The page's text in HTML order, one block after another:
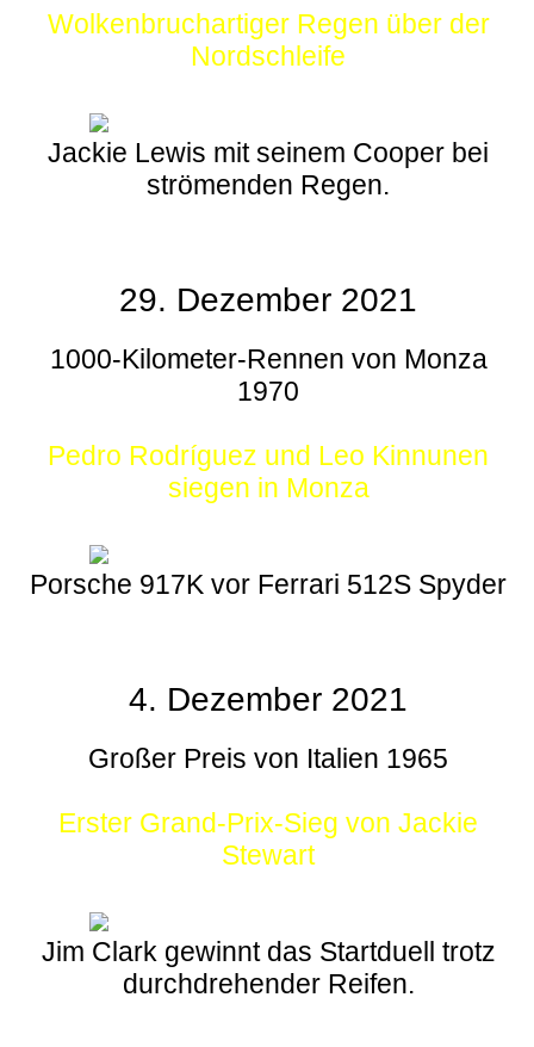
Wolkenbruchartiger Regen über der
Nordschleife
Jackie Lewis mit seinem Cooper bei
strömenden Regen.
29. Dezember 2021
1000-Kilometer-Rennen von Monza
1970
Pedro Rodríguez und Leo Kinnunen
siegen in Monza
Porsche 917K vor Ferrari 512S Spyder
4. Dezember 2021
Großer Preis von Italien 1965
Erster Grand-Prix-Sieg von Jackie
Stewart
Jim Clark gewinnt das Startduell trotz
durchdrehender Reifen.